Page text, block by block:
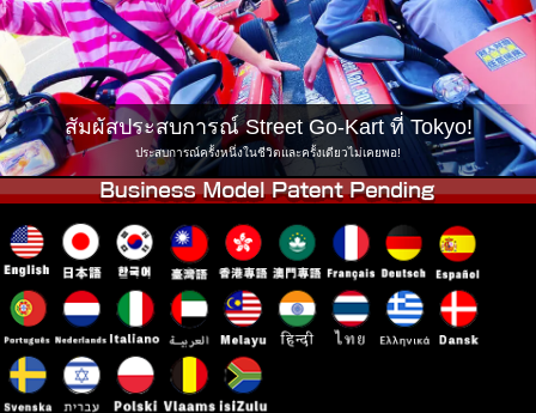
Tokyo Shinagawa Tokyo Akihabara#1
Tokyo Akihabara#2 Tokyo Shibuya
Tokyo Shibuya Annex Tokyo Bay
Tokyo Asakusa Osaka
Okinawa
สัมผัสประสบการณ์ Street Go-Kart ที่ Tokyo!
ประสบการณ์ครั้งหนึ่งในชีวิตและครั้งเดียวไม่เคยพอ!